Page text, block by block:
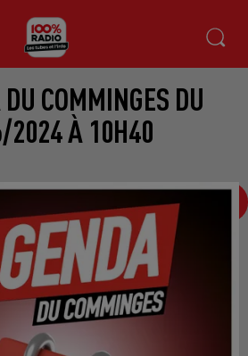
COMMINGES DU
2024 À 10H40